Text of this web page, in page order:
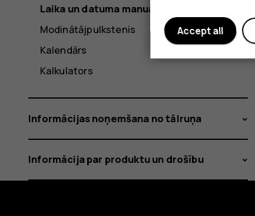
Laika un datuma manuāla iestatīšana
Modinātājpulkstenis
Kalendārs
Kalkulators
Informācijas noņemšana no tālruņa
Informācija par produktu un drošību
Accept all